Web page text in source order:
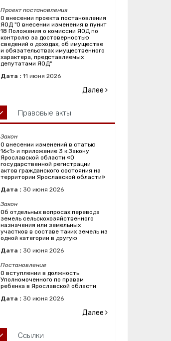
Проект постановления
О внесении проекта постановления
ЯОД "О внесении изменения в пункт
18 Положения о комиссии ЯОД по
контролю за достоверностью
сведений о доходах, об имуществе
и обязательствах имущественного
характера, представляемых
депутатами ЯОД"
Дата : 11 июня 2026
Далее
Правовые акты
Закон
О внесении изменений в статью
16<1> и приложение 3 к Закону
Ярославской области «О
государственной регистрации
актов гражданского состояния на
территории Ярославской области»
Дата : 30 июня 2026
Закон
Об отдельных вопросах перевода
земель сельскохозяйственного
назначения или земельных
участков в составе таких земель из
одной категории в другую
Дата : 30 июня 2026
Постановление
О вступлении в должность
Уполномоченного по правам
ребенка в Ярославской области
Дата : 30 июня 2026
Далее
Ссылки